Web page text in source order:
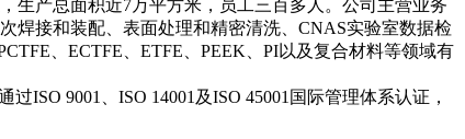
生产总面积近7万平方米，员工三百多人。公司主营业务
焊接和装配、表面处理和精密清洗、CNAS实验室数据检
、ECTFE、ETFE、PEEK、PI以及复合材料等领域有
ISO 9001、ISO 14001及ISO 45001国际管理体系认证，